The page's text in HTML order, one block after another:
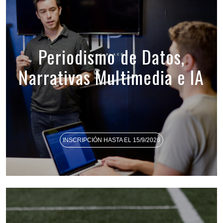
Periodismo de Datos,
Narrativas Multimedia e IA
INSCRIPCIÓN HASTA EL 15/9/2026